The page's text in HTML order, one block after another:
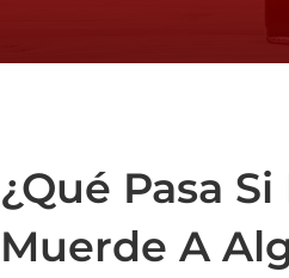
¿Qué Pasa
Muerde A